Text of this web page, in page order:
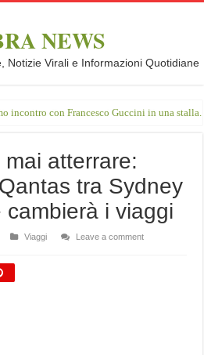
NEWS
Notizie Virali e Informazioni Quotidiane
incontro con Francesco Guccini in una
atterrare:
tra Sydney
i viaggi
Viaggi
Leave a comment